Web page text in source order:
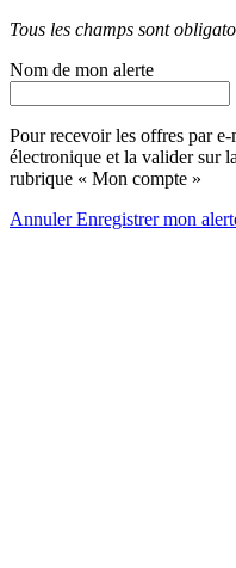
Tous les champs sont
Nom de mon alerte
Pour recevoir les offres par
électronique et la valider sur
rubrique « Mon compte »
AnnulerEnregistrer mon